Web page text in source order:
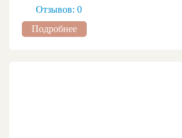
Отзывов: 0
Подробнее